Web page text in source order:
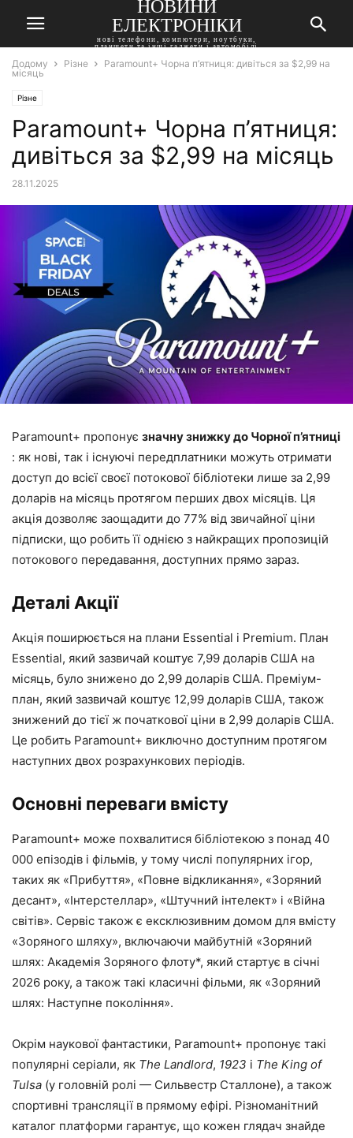
НОВИНИ
ЕЛЕКТРОНІКИ
нові телефони, компютери, ноутбуки,
планшети та інші гаджети і автомобілі
Додому Різне
Paramount+ Чорна п’ятниця: дивіться за $2,99 на
місяць
Різне
Paramount+ Чорна п’ятниця:
дивіться за $2,99 на місяць
28.11.2025
Paramount+ пропонує значну знижку до Чорної п’ятниці
: як нові, так і існуючі передплатники можуть отримати
доступ до всієї своєї потокової бібліотеки лише за 2,99
доларів на місяць протягом перших двох місяців. Ця
акція дозволяє заощадити до 77% від звичайної ціни
підписки, що робить її однією з найкращих пропозицій
потокового передавання, доступних прямо зараз.
Деталі Акції
Акція поширюється на плани Essential і Premium. План
Essential, який зазвичай коштує 7,99 доларів США на
місяць, було знижено до 2,99 доларів США. Преміум-
план, який зазвичай коштує 12,99 доларів США, також
знижений до тієї ж початкової ціни в 2,99 доларів США.
Це робить Paramount+ виключно доступним протягом
наступних двох розрахункових періодів.
Основні переваги вмісту
Paramount+ може похвалитися бібліотекою з понад 40
000 епізодів і фільмів, у тому числі популярних ігор,
таких як «Прибуття», «Повне відкликання», «Зоряний
десант», «Інтерстеллар», «Штучний інтелект» і «Війна
світів». Сервіс також є ексклюзивним домом для вмісту
«Зоряного шляху», включаючи майбутній «Зоряний
шлях: Академія Зоряного флоту*, який стартує в січні
2026 року, а також такі класичні фільми, як «Зоряний
шлях: Наступне покоління».
Окрім наукової фантастики, Paramount+ пропонує такі
популярні серіали, як The Landlord, 1923 і The King of
Tulsa (у головній ролі — Сильвестр Сталлоне), а також
спортивні трансляції в прямому ефірі. Різноманітний
каталог платформи гарантує, що кожен глядач знайде